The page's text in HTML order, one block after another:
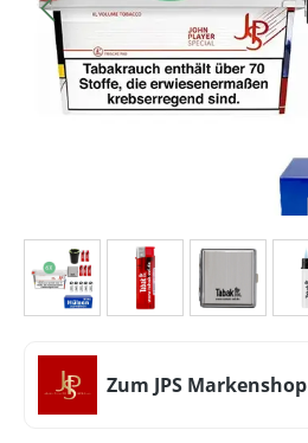
Zum JPS Markenshop